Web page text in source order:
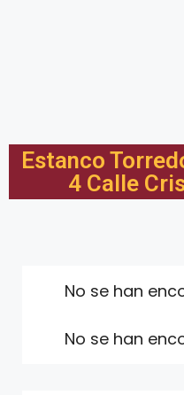
Estanco
4 Calle
No se han
No se han